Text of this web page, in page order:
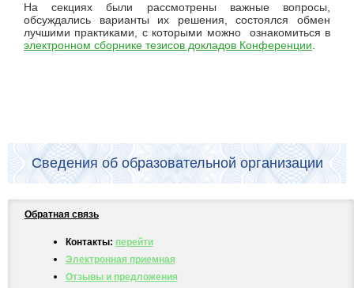
На секциях были рассмотрены важные вопросы,
обсуждались варианты их решения, состоялся обмен
лучшими практиками, с которыми можно ознакомиться в
электронном сборнике тезисов докладов Конференции.
Сведения об образовательной организации
Обратная связь
Контакты: перейти
Электронная приемная
Отзывы и предложения